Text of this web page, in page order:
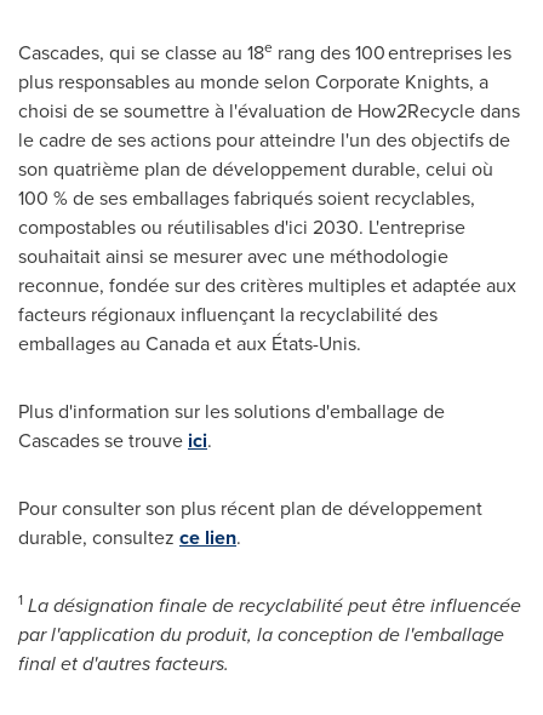
Cascades, qui se classe au 18e rang des 100 entreprises les
plus responsables au monde selon Corporate Knights, a
choisi de se soumettre à l'évaluation de How2Recycle dans
le cadre de ses actions pour atteindre l'un des objectifs de
son quatrième plan de développement durable, celui où
100 % de ses emballages fabriqués soient recyclables,
compostables ou réutilisables d'ici 2030. L'entreprise
souhaitait ainsi se mesurer avec une méthodologie
reconnue, fondée sur des critères multiples et adaptée aux
facteurs régionaux influençant la recyclabilité des
emballages au Canadaet aux États-Unis.
Plus d'information sur les solutions d'emballage de
Cascades se trouve ici.
Pour consulter son plus récent plan de développement
durable, consultez ce lien.
1 La désignation finale de recyclabilité peut être influencée
par l'application du produit, la conception de l'emballage
final et d'autresfacteurs.